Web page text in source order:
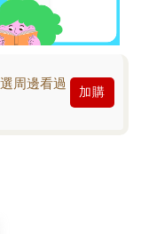
周邊看過
加購